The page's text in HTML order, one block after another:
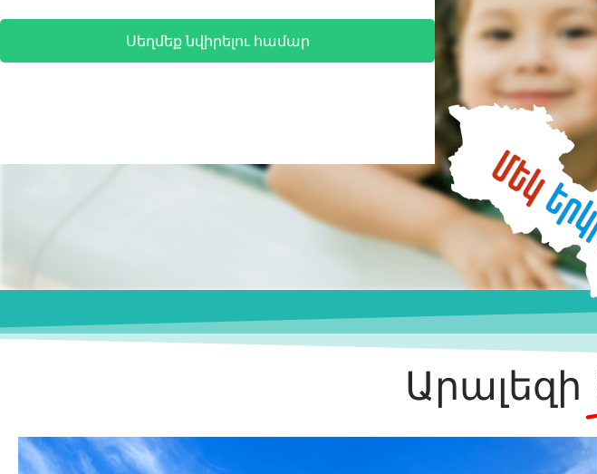
Սեղմեք նվիրելու համար
Արալեզի